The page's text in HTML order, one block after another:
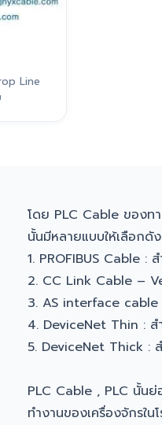
Line
โดย PLC Cable ของท
นั้นมีหลายแบบให้เลือกดั
1. PROFIBUS Cable :
2. CC Link Cable –
3. AS interface cable
4. DeviceNet Thin : ส
5. DeviceNet Thick :
PLC Cable , PLC นั้น
ทำงานของเครื่องจักรใ